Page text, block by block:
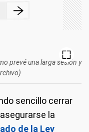
prevé una larga sesión y
sencillo cerrar
la
de la Ley